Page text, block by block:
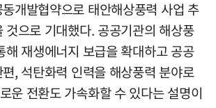
개발협약으로 태안해상풍력 사업 추
것으로 기대했다. 공공기관의 해상풍
해 재생에너지 보급을 확대하고 공공
, 석탄화력 인력을 해상풍력 분야로
운 전환도 가속화할 수 있다는 설명이